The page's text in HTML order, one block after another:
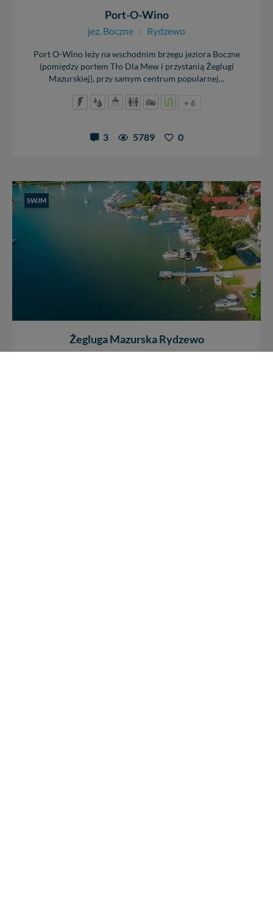
Port-O-Wino
jez. Boczne / Rydzewo
Port O-Wino leży na wschodnim brzegu jeziora Boczne
(pomiędzy portem Tło Dla Mew i przystanią Żeglugi
Mazurskiej), przy samym centrum popularnej...
+ 6
3 5789 0
SWJM
Żegluga Mazurska Rydzewo
jez. Boczne / Rydzewo